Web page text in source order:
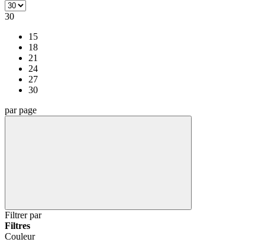
30
15
18
21
24
27
30
par page
Filtrer par
Filtres
Couleur